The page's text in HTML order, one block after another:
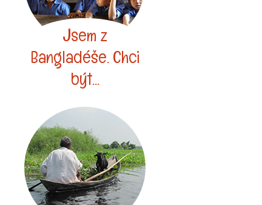
Jsem z
Bangladéše. Chci
být...